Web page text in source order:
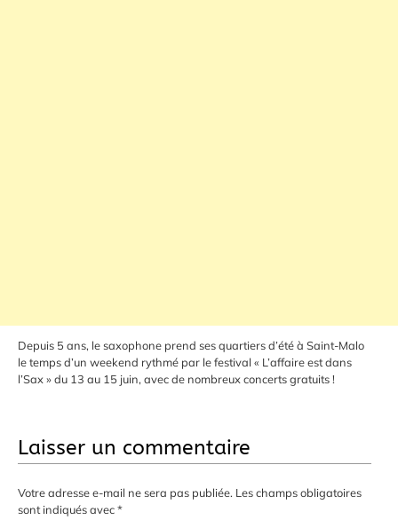
Depuis 5 ans, le saxophone prend ses quartiers d’été à Saint-Malo
le temps d’un weekend rythmé par le festival « L’affaire est dans
l’Sax » du 13 au 15 juin, avec de nombreux concerts gratuits !
Laisser un commentaire
Votre adresse e-mail ne sera pas publiée. Les champs obligatoires
sont indiqués avec*